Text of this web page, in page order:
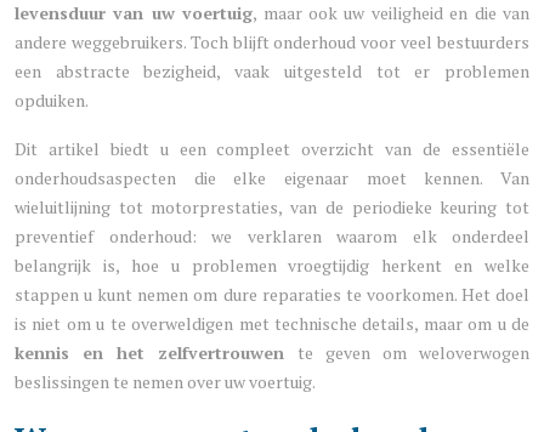
levensduur van uw voertuig, maar ook uw veiligheid en die van
andere weggebruikers. Toch blijft onderhoud voor veel bestuurders
een abstracte bezigheid, vaak uitgesteld tot er problemen
opduiken.
Dit artikel biedt u een compleet overzicht van de essentiële
onderhoudsaspecten die elke eigenaar moet kennen. Van
wieluitlijning tot motorprestaties, van de periodieke keuring tot
preventief onderhoud: we verklaren waarom elk onderdeel
belangrijk is, hoe u problemen vroegtijdig herkent en welke
stappen u kunt nemen om dure reparaties te voorkomen. Het doel
is niet om u te overweldigen met technische details, maar om u de
kennis en het zelfvertrouwen te geven om weloverwogen
beslissingen te nemen over uw voertuig.